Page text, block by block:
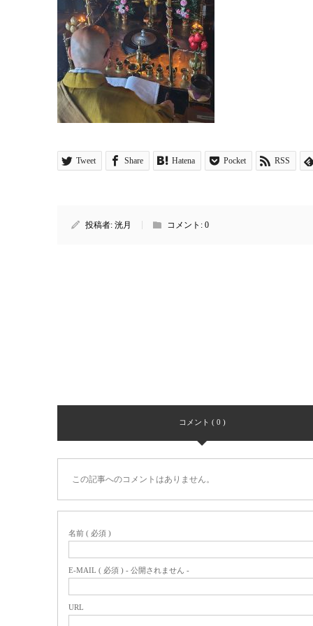
Tweet Share Hatena Pocket RSS
投稿者: 洸月 コメント: 0
コメント ( 0 )
この記事へのコメントはありません。
名前 ( 必須 )
E-MAIL ( 必須 ) - 公開されません -
URL